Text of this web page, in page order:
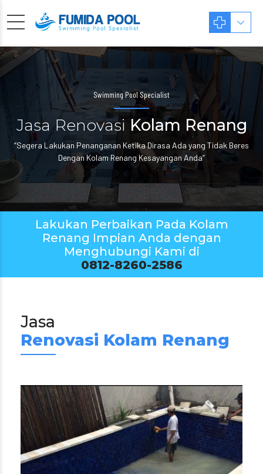
Swimming Pool Specialist
Jasa Renovasi Kolam Renang
“Segera Lakukan Penanganan Ketika Dirasa Ada yang Tidak Beres
Dengan Kolam Renang Kesayangan Anda“
Lakukan Perbaikan Pada Kolam
Renang Impian Anda dengan
Menghubungi Kami di
0812-8260-2586
Jasa
Renovasi Kolam Renang